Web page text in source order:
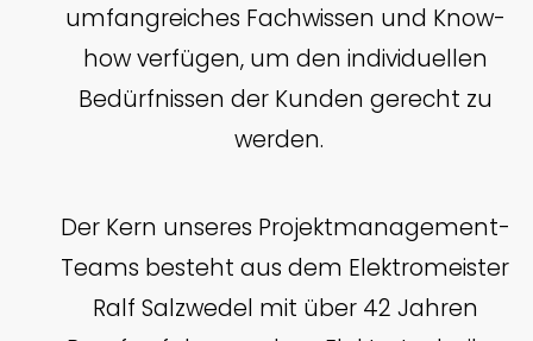
umfangreiches Fachwissen und Know-
how verfügen, um den individuellen
Bedürfnissen der Kunden gerecht zu
werden.
Der Kern unseres Projektmanagement-
Teams besteht aus dem Elektromeister
Ralf Salzwedel mit über 42 Jahren